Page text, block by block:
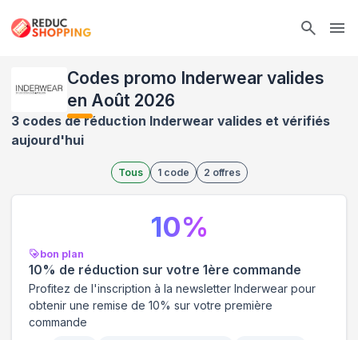
Codes promo Inderwear valides
en Août 2026
3 codes de réduction Inderwear valides et vérifiés
aujourd'hui
Tous 1 code 2 offres
bon plan
10% de réduction sur votre 1ère commande
Profitez de l'inscription à la newsletter Inderwear pour
obtenir une remise de 10% sur votre première
commande
10%